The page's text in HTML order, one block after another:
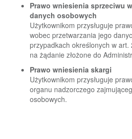
Prawo wniesienia sprzeciwu
danych osobowych
Użytkownikom przysługuje
wobec przetwarzania jego
przypadkach określonych w art.
na żądanie złożone do
Prawo wniesienia skargi
Użytkownikom przysługuje
organu nadzorczego
osobowych.